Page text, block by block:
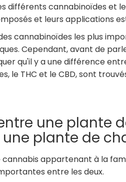
différents cannabinoïdes et
et leurs applications
cannabinoïdes les plus
Cependant, avant de
qu'il y a une différence
le THC et le CBD, sont
une plante
plante de
appartenant à la
entre les deux.